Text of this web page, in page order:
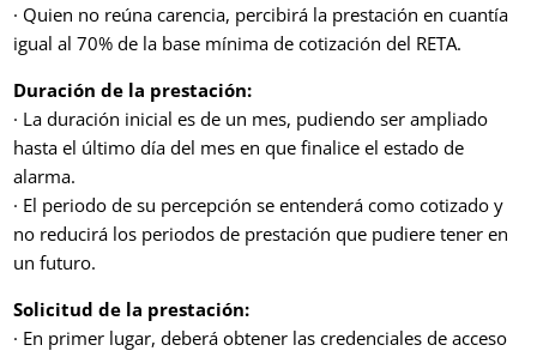
· Quien no reúna carencia, percibirá la prestación en cuantía
igual al 70% de la base mínima de cotización del RETA.
Duración de la prestación:
· La duración inicial es de un mes, pudiendo ser ampliado
hasta el último día del mes en que finalice el estado de
alarma.
· El periodo de su percepción se entenderá como cotizado y
no reducirá los periodos de prestación que pudiere tener en
un futuro.
Solicitud de la prestación:
· En primer lugar, deberá obtener las credenciales de acceso